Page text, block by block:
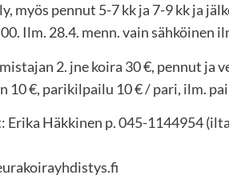
myös pennut 5-7 kk ja 7-9 kk ja
Ilm. 28.4. menn. vain sähköinen
2. jne koira 30 €, pennut ja
€, parikilpailu 10 € / pari, ilm.
Häkkinen p. 045-1144954